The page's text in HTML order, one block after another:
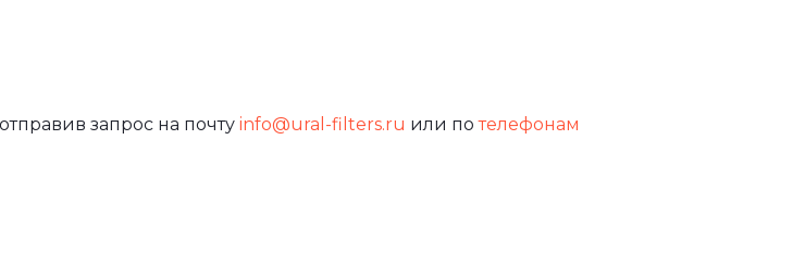
запрос на почту info@ural-filters.ru или потелефонам